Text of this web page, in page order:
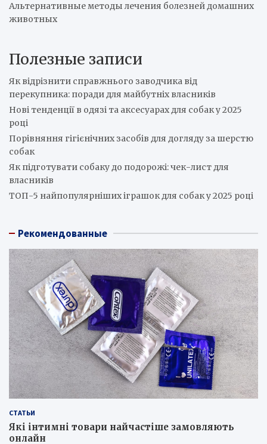
Альтернативные методы лечения болезней домашних
животных
Полезные записи
Як відрізнити справжнього заводчика від
перекупника: поради для майбутніх власників
Нові тенденції в одязі та аксесуарах для собак у 2025
році
Порівняння гігієнічних засобів для догляду за шерстю
собак
Як підготувати собаку до подорожі: чек-лист для
власників
ТОП-5 найпопулярніших іграшок для собак у 2025 році
Рекомендованные
СТАТЬИ
Які інтимні товари найчастіше замовляють
онлайн